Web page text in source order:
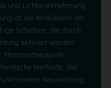
und Lichtwahrnehmung.
ist die Modulation der
Scheiben, die durch
aktiviert werden:
Photonotherapie®.
Methode, die
Neuordnung